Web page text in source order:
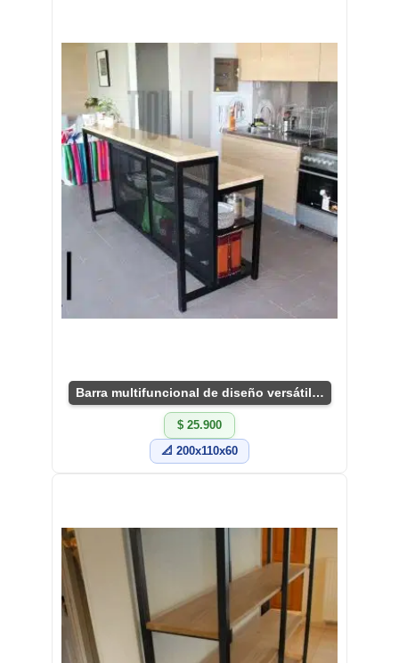
Barra multifuncional de diseño versátil para cocina
$ 25.900
📐 200x110x60